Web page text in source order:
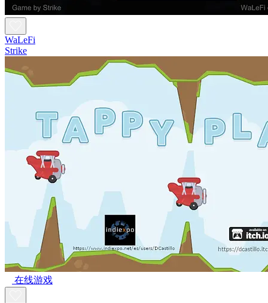
WaLeFi
Strike
在线游戏